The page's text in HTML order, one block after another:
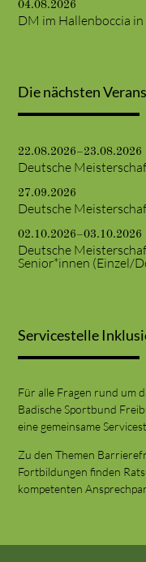
04.08.2026
DM im Hallenboccia
Die nächsten
22.08.2026–23.08.2026
Deutsche
27.09.2026
Deutsche
02.10.2026–03.10.2026
Deutsche
Senior*innen (Einzel/
Servicestelle
Für alle Fragen rund um
Badische Sportbund
eine gemeinsame
Zu den Themen
Fortbildungen finden
kompetenten